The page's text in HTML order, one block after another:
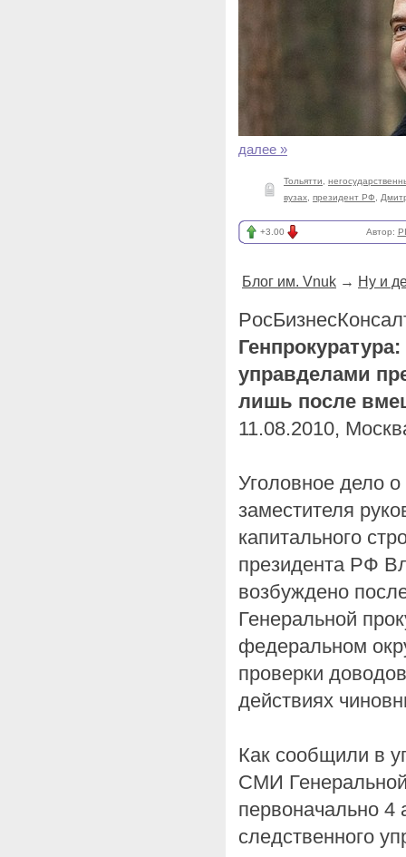
далее »
Тольятти
вузах президент РФ
+3.00 Автор:
Блог им. Vnuk → Ну и
управделами
лишь после
11.08.2010,
Уголовное дело
заместителя
капитального
президента РФ
возбуждено
Генеральной
федеральном
проверки
действиях
Как сообщили в
СМИ
первоначально 4
следственного